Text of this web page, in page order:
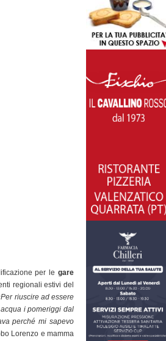
per le gare
regionali estivi del
riuscire ad essere
i pomeriggi dal
perché mi sapevo
Lorenzo e mamma